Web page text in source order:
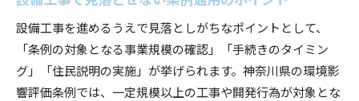
設備工事を進めるうえで見落としがちなポイントとして、
「条例の対象となる事業規模の確認」「手続きのタイミン
グ」「住民説明の実施」が挙げられます。神奈川県の環境影
響評価条例では、一定規模以上の工事や開発行為が対象とな